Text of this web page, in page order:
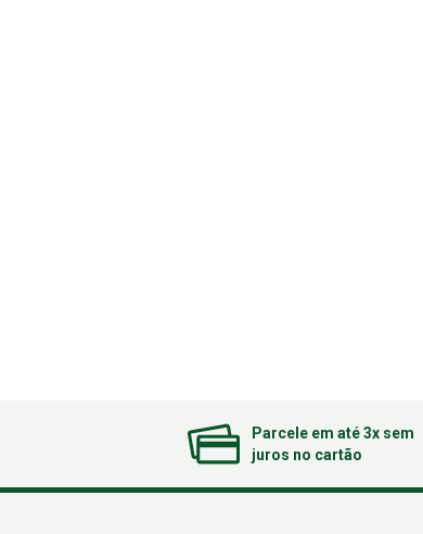
Parcele em até 3x sem
juros no cartão